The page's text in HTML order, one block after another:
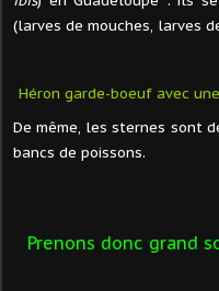
(larves de mouches, larves
Héron garde-boeuf avec
De même, les sternes sont
bancs de poissons.
Prenons donc grand